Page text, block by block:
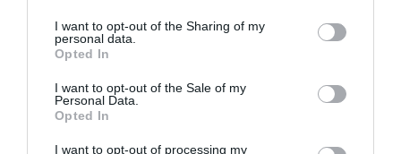
I want to opt-out of the Sharing of my
personal data.
Opted In
I want to opt-out of the Sale of my
Personal Data.
Opted In
I want to opt-out of processing my